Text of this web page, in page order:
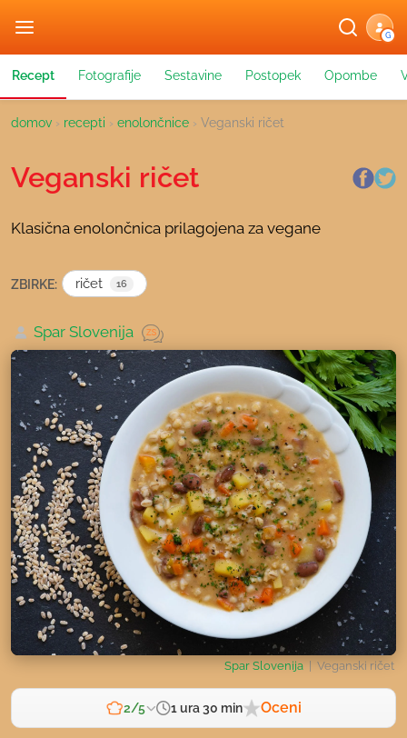
G
Recept Fotografije Sestavine Postopek Opombe
domov › recepti › enolončnice › Veganski ričet
Veganski ričet
Klasična enolončnica prilagojena za vegane
ZBIRKE: ričet 16
Spar Slovenija
Spar Slovenija | Veganski ričet
2/5 1 ura 30 min Oceni